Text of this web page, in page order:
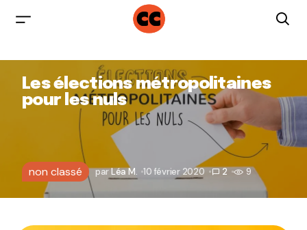
Les élections métropolitaines
pour les nuls
non classé parLéa M. 10 février 2020 2 9